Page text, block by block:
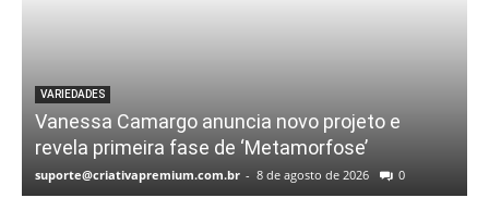
VARIEDADES
Vanessa Camargo anuncia novo projeto e
revela primeira fase de ‘Metamorfose’
suporte@criativapremium.com.br - 8 de agosto de 2026 0